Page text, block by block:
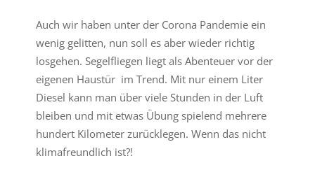
Auch wir haben unter der Corona Pandemie ein
wenig gelitten, nun soll es aber wieder richtig
losgehen. Segelfliegen liegt als Abenteuer vor der
eigenen Haustür im Trend. Mit nur einem Liter
Diesel kann man über viele Stunden in der Luft
bleiben und mit etwas Übung spielend mehrere
hundert Kilometer zurücklegen. Wenn das nicht
klimafreundlich ist?!